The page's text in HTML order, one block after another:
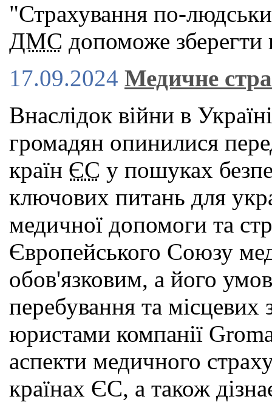
"Страхування по-
ДМС допоможе зберегти
17.09.2024 Медичне
Внаслідок війни в
громадян опинилися
країн ЄС у пошуках
ключових питань для
медичної допомоги та
Європейського Союзу
обов'язковим, а його
перебування та місцевих
юристами компанії
аспекти медичного
країнах ЄС, а також